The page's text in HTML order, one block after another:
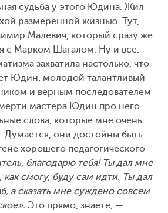
судьба у этого Юдина. Жил
размеренной жизнью. Тут,
Малевич, который сразу же
с Марком Шагалом. Ну и все:
захватила настолько, что
Юдин, молодой талантливый
и верным последователем
мастера Юдин про него
слова, которые мне очень
Думается, они достойны быть
хорошего педагогического
благодарю тебя! Ты дал мне
смогу, буду сам идти. Ты дал
а сказать мне суждено совсем
Это прямо, знаете, —